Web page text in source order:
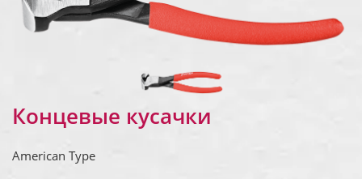
Концевые кусачки
American Type